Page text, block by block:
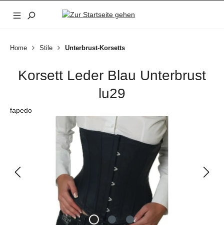
Zum Hauptinhalt springen
Home Stile Unterbrust-Korsetts
Korsett Leder Blau Unterbrust
lu29
fapedo
Bildergalerie überspringen